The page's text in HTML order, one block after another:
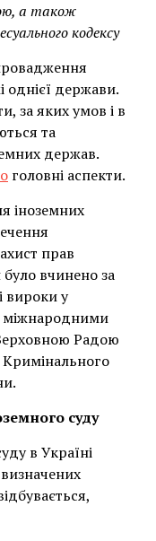
а також
кодексу
однієї держави.
за яких умов і в
та
держав.
головні аспекти.
іноземних
прав
вчинено за
вироки у
міжнародними
Радою
суду
в Україні